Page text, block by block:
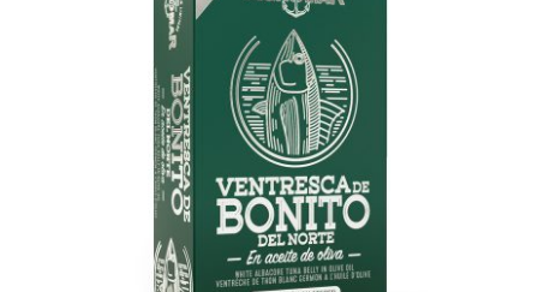
AÑADIR AL CARRITO
DETALLES